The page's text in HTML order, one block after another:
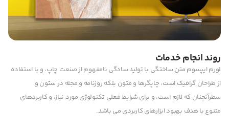
روند انجام خدمات
لورم ایپسوم متن ساختگی با تولید سادگی نامفهوم از صنعت چاپ، و با استفاده
از طراحان گرافیک است، چاپگرها و متون بلکه روزنامه و مجله در ستون و
سطرآنچنان که لازم است، و برای شرایط فعلی تکنولوژی مورد نیاز، و کاربردهای
متنوع با هدف بهبود ابزارهای کاربردی می باشد.